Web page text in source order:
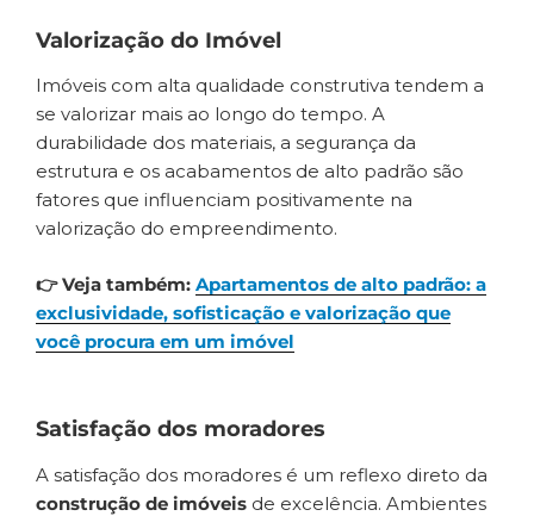
Valorização do Imóvel
Imóveis com alta qualidade construtiva tendem a
se valorizar mais ao longo do tempo. A
durabilidade dos materiais, a segurança da
estrutura e os acabamentos de alto padrão são
fatores que influenciam positivamente na
valorização do empreendimento.
👉 Veja também: Apartamentos de alto padrão: a
exclusividade, sofisticação e valorização que
você procura em um imóvel
Satisfação dos moradores
A satisfação dos moradores é um reflexo direto da
construção de imóveis de excelência. Ambientes